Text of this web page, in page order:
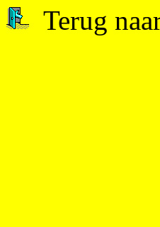
Terug